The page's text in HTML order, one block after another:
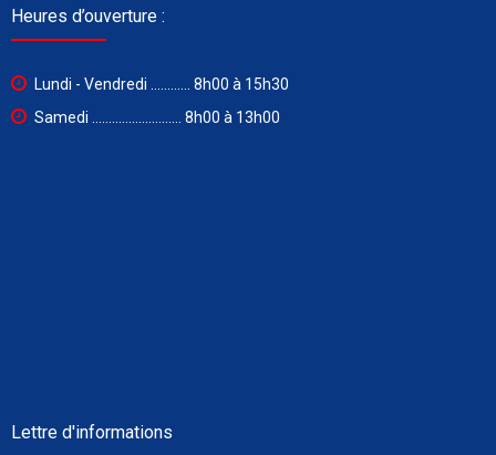
Heures d’ouverture :
Lundi - Vendredi ............ 8h00 à 15h30
Samedi ........................... 8h00 à 13h00
Lettre d'informations